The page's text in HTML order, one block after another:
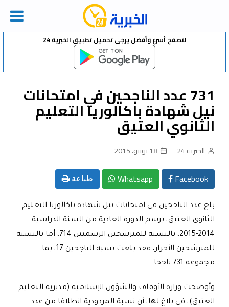
Skip
لتصفح أسرع وأفضل يرجى تحميل تطبيق الخبرية 24
731 عدد الناجحين في امتحانات
نيل شهادة باكالوريا التعليم
الثانوي العتيق
الخبرية 24 18 يونيو، 2015
Facebook
Whatsapp طباعة
بلغ عدد الناجحين في امتحانات نيل شهادة باكالوريا التعليم
الثانوي العتيق، برسم الدورة العادية من السنة الدراسية
2014-2015، بالنسبة للمترشحين الرسميين 714، أما بالنسبة
للمترشحين الأحرار، فقد بلغت نسبة الناجحين 17، بما
مجموعه 731 ناجحا
.
وأوضحت وزارة الأوقاف والشؤون الإسلامية (مديرية التعليم
العتيق)، في بلاغ لها، أن نسبة المردودية انطلاقا من عدد